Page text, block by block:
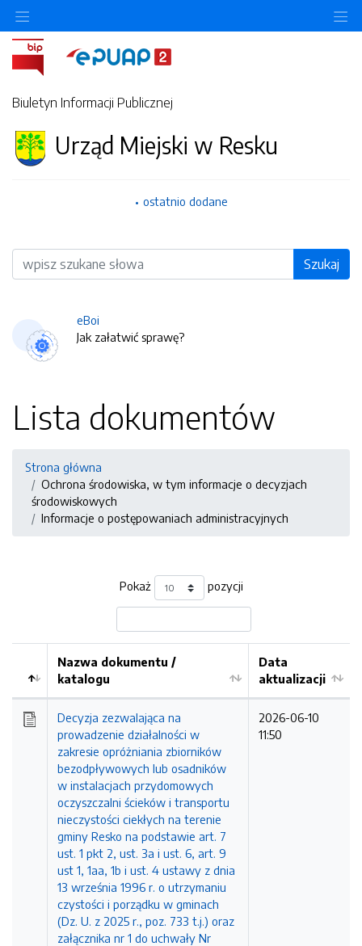
Biuletyn Informacji Publicznej
Urząd Miejski w Resku
ostatnio dodane
Wyszukiwarka Szukaj
eBoi
Jak załatwić sprawę?
Lista dokumentów
Strona główna
Ochrona środowiska, w tym informacje o decyzjach
środowiskowych
Informacje o postępowaniach administracyjnych
Pokaż pozycji
Nazwa dokumentu /
katalogu
Data
aktualizacji
Decyzja zezwalająca na
prowadzenie działalności w
zakresie opróżniania zbiorników
bezodpływowych lub osadników
w instalacjach przydomowych
oczyszczalni ścieków i transportu
nieczystości ciekłych na terenie
gminy Resko na podstawie art. 7
ust. 1 pkt 2, ust. 3a i ust. 6, art. 9
ust 1, 1aa, 1b i ust. 4 ustawy z dnia
13 września 1996 r. o utrzymaniu
czystości i porządku w gminach
(Dz. U. z 2025 r., poz. 733 t.j.) oraz
załącznika nr 1 do uchwały Nr
2026-06-10
11:50